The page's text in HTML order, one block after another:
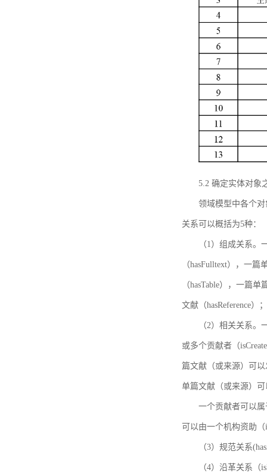
5.2 确定实体对象
领域模型中各个
关系可以概括为5种：
（1）组成关系
（hasFulltext），一
（hasTable），一篇
文献（hasReference）；
（2）相关关系
或多个贡献者（
篇文献（或来源）可
单篇文献（或来源）可
一个贡献者可以
可以由一个机构资助（
（3）规范关系
（4）沿革关系